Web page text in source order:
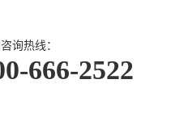
询热线：
666-2522